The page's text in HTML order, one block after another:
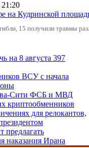
на Кудринской
15 получили травмы
на 8 августа 397
ВСУ с начала
Сити ФСБ и МВД
криптообменников
для релокантов,
предлагать
наказания Ирана